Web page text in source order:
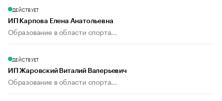
ДЕЙСТВУЕТ
ИП Карпова Елена Анатольевна
Образование в области спорта...
ДЕЙСТВУЕТ
ИП Жаровский Виталий Валерьевич
Образование в области спорта...